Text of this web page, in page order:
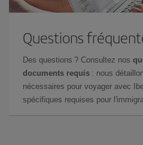
Questions
Des questions ? Consultez nos
documents requis : nous
nécessaires pour voyager avec
spécifiques requises pour